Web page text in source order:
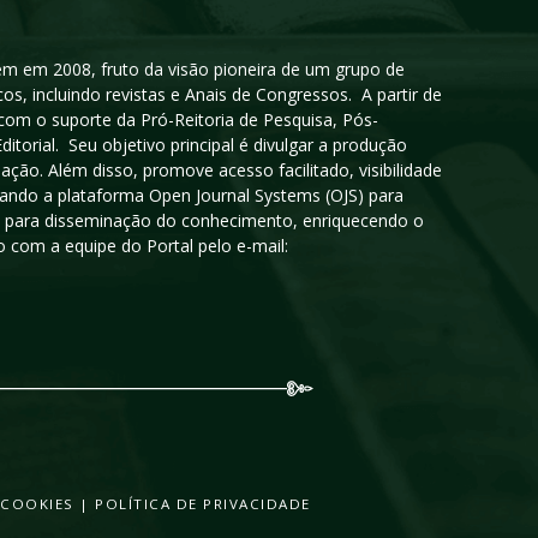
em 2008, fruto da visão pioneira de um grupo de
incluindo revistas e Anais de Congressos. A partir de
o suporte da Pró-Reitoria de Pesquisa, Pós-
Seu objetivo principal é divulgar a produção
Além disso, promove acesso facilitado, visibilidade
a plataforma Open Journal Systems (OJS) para
disseminação do conhecimento, enriquecendo o
a equipe do Portal pelo e-mail:
| POLÍTICA DE PRIVACIDADE